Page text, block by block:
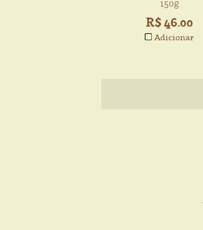
150g
R$ 46.00
Adicionar